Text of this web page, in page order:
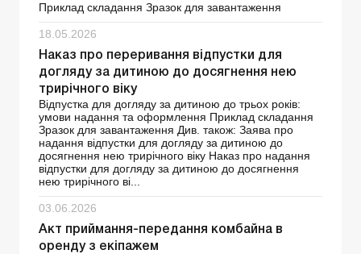
Приклад складання Зразок для завантаження
18.05.2026
Наказ про переривання відпустки для
догляду за дитиною до досягнення нею
трирічного віку
Відпустка для догляду за дитиною до трьох років:
умови надання та оформлення Приклад складання
Зразок для завантаження Див. також: Заява про
надання відпустки для догляду за дитиною до
досягнення нею трирічного віку Наказ про надання
відпустки для догляду за дитиною до досягнення
нею трирічного ві...
03.06.2026
Акт приймання-передання комбайна в
оренду з екіпажем